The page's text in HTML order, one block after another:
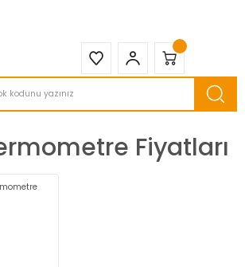
Fiyatları